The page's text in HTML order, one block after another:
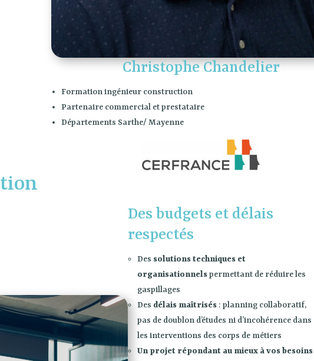
Christophe Chandelier
Formation ingénieur construction
Partenaire commercial et prestataire
Départements Sarthe/ Mayenne
Des budgets et délais
respectés
Des solutions techniques et
organisationnelspermettant de réduire les
gaspillages
Des délais maîtrisés : planning collaboratif,
pas de doublon d’études ni d’incohérence dans
les interventions des corps de métiers
Un projet répondant au mieux à vos besoins